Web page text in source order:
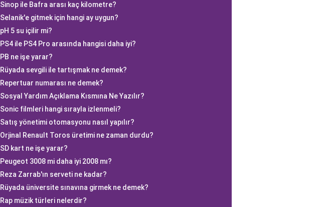
Sinop ile Bafra arası kaç kilometre?
Selanik'e gitmek için hangi ay uygun?
pH 5 su içilir mi?
PS4 ile PS4 Pro arasında hangisi daha iyi?
PB ne işe yarar?
Rüyada sevgili ile tartışmak ne demek?
Repertuar numarası ne demek?
Sosyal Yardım Açıklama Kısmına Ne Yazılır?
Sonic filmleri hangi sırayla izlenmeli?
Satış yönetimi otomasyonu nasıl yapılır?
Orjinal Renault Toros üretimi ne zaman durdu?
SD kart ne işe yarar?
Peugeot 3008 mi daha iyi 2008 mı?
Reza Zarrab'ın serveti ne kadar?
Rüyada üniversite sınavına girmek ne demek?
Rap müzik türleri nelerdir?